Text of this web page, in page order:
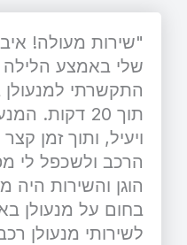
"שירות מעולה!
שלי באמצע
התקשרתי למנעולן
תוך 20 דקות.
ויעיל, ותוך זמן
הרכב ולשכפל לי
הוגן והשירות היה
בחום על מנעולן
לשירותי מנעולן